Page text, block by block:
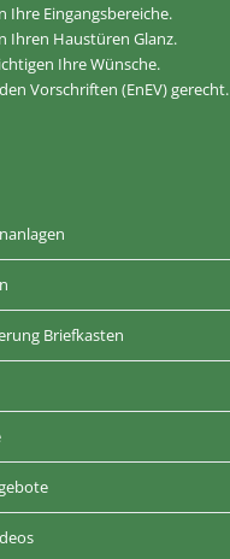
Ihre Eingangsbereiche.
Ihren Haustüren Glanz.
Ihre Wünsche.
Vorschriften (EnEV) gerecht.
Briefkasten